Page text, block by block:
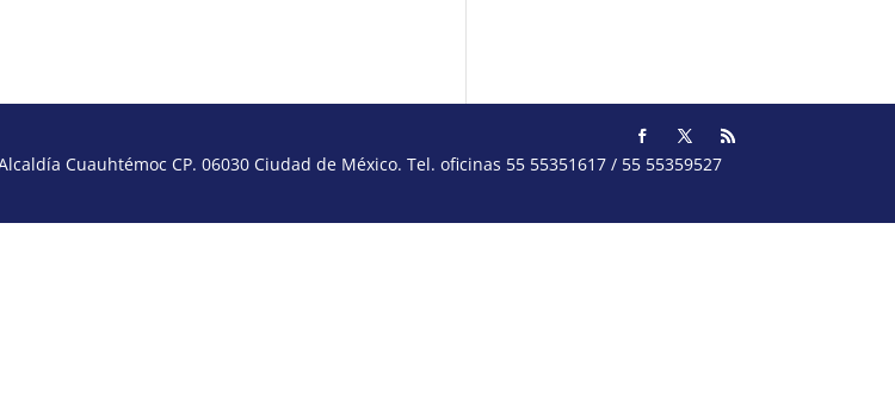
Cuauhtémoc CP. 06030 Ciudad de México. Tel. oficinas 55 55351617 / 55 55359527